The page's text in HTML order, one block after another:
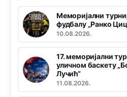
Меморијални
фудбалу „Ранко
10.08.2026.
17. меморијални
уличном баскету
Лучић“
11.08.2026.